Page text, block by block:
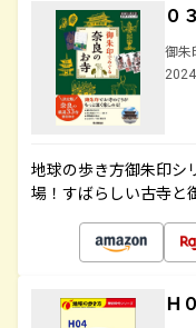
０
御朱
地球の歩き方御朱印シ
場！すばらしい古寺と
Ｈ